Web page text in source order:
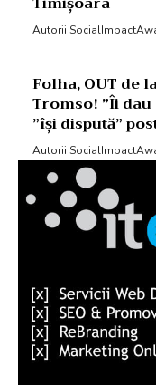
Autorii
Folha, OUT de
Tromso! ”Îi dau
”își dispută”
Autorii